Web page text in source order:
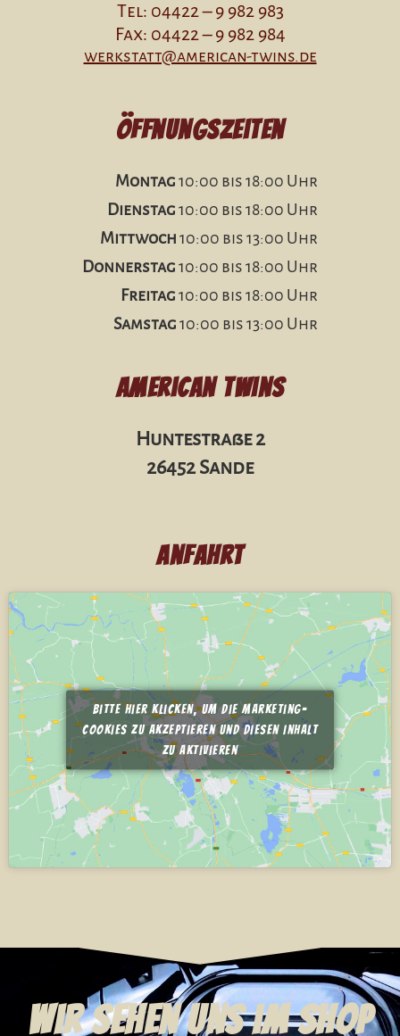
Tel: 04422 – 9 982 983
Fax: 04422 – 9 982 984
werkstatt@american-twins.de
Öffnungszeiten
Montag 10:00 bis 18:00 Uhr
Dienstag 10:00 bis 18:00 Uhr
Mittwoch 10:00 bis 13:00 Uhr
Donnerstag 10:00 bis 18:00 Uhr
Freitag 10:00 bis 18:00 Uhr
Samstag 10:00 bis 13:00 Uhr
American Twins
Huntestraße 2
26452 Sande
Anfahrt
Bitte hier klicken, um die Marketing-
Cookies zu akzeptieren und diesen Inhalt
zu aktivieren
Wir sehen uns im Shop